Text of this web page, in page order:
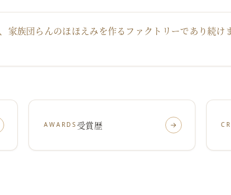
家族団らんのほほえみを作るファクトリーであり続けま
AWARDS 受賞歴 →